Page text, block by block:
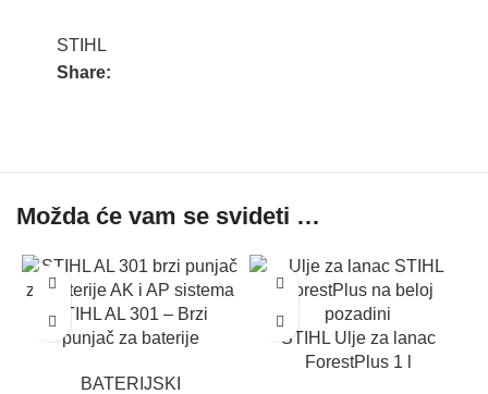
STIHL
Share:
Možda će vam se svideti …
STIHL AL 301 – Brzi
punjač za baterije
BATERIJSKI
STIHL Ulje za lanac
ForestPlus 1 l